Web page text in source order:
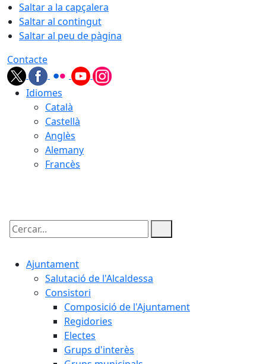
Saltar a la capçalera
Saltar al contingut
Saltar al peu de pàgina
Contacte
Idiomes
Català
Castellà
Anglès
Alemany
Francès
Cercar:
Ajuntament
Salutació de l'Alcaldessa
Consistori
Composició de l'Ajuntament
Regidories
Electes
Grups d'interès